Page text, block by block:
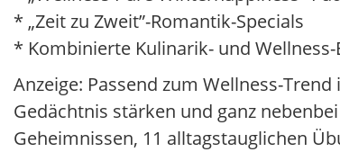
* „Zeit zu Zweit”-Romantik-Specials
* Kombinierte Kulinarik- und Wellness-
Anzeige: Passend zum Wellness-
Gedächtnis stärken und ganz
Geheimnissen, 11 alltagstauglichen